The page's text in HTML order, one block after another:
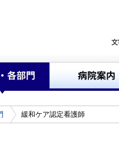
緩和ケア認定看護師